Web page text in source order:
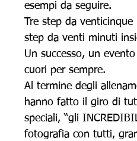
esempi da seguire.
Tre step da
step da venti minuti
Un successo, un
cuori per sempre.
Al termine degli
hanno fatto il giro di
speciali, “gli
fotografia con tutti,